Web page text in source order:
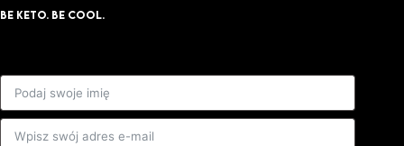
BE KETO. BE COOL.